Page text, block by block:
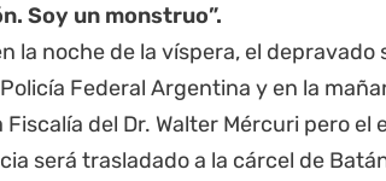
Soy un monstruo”.
la noche de la víspera, el
Federal Argentina y en la
del Dr. Walter Mércuri pero el
será trasladado a la cárcel de